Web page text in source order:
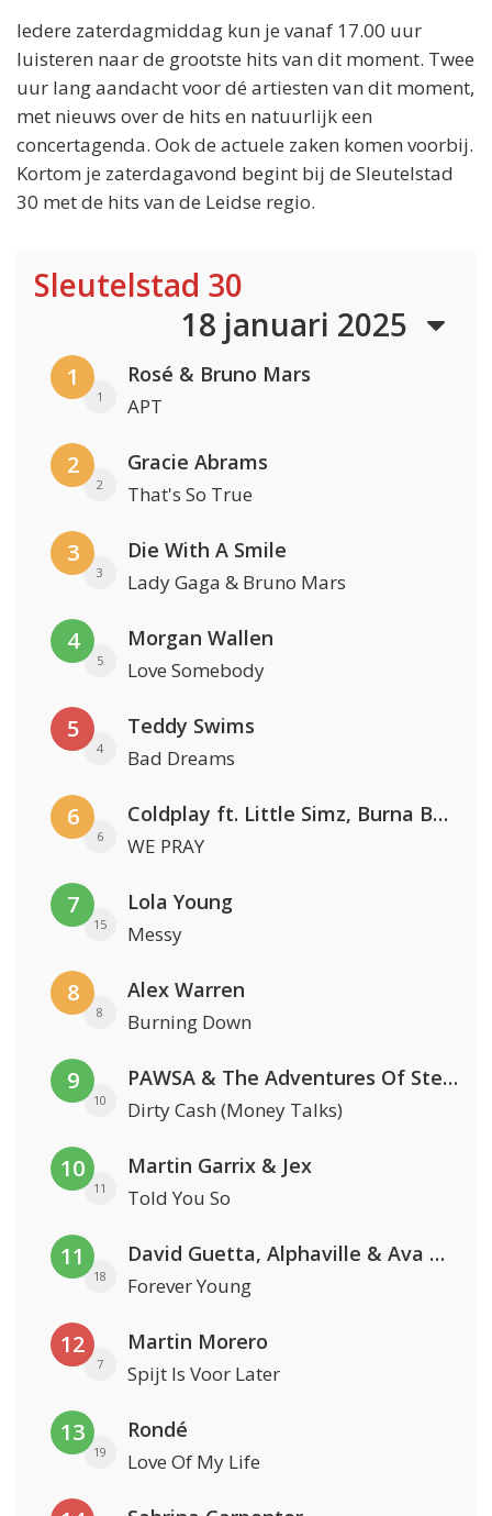
Iedere zaterdagmiddag kun je vanaf 17.00 uur
luisteren naar de grootste hits van dit moment. Twee
uur lang aandacht voor dé artiesten van dit moment,
met nieuws over de hits en natuurlijk een
concertagenda. Ook de actuele zaken komen voorbij.
Kortom je zaterdagavond begint bij de Sleutelstad
30 met de hits van de Leidse regio.
Sleutelstad 30
18 januari 2025
1
1
Rosé & Bruno Mars
APT
2
2
Gracie Abrams
That's So True
3
3
Die With A Smile
Lady Gaga & Bruno Mars
4
5
Morgan Wallen
Love Somebody
5
4
Teddy Swims
Bad Dreams
6
6
Coldplay ft. Little Simz, Burna Boy, Elyanna & Tini
WE PRAY
7
15
Lola Young
Messy
8
8
Alex Warren
Burning Down
9
10
PAWSA & The Adventures Of Stevie V
Dirty Cash (Money Talks)
10
11
Martin Garrix & Jex
Told You So
11
18
David Guetta, Alphaville & Ava Max
Forever Young
12
7
Martin Morero
Spijt Is Voor Later
13
19
Rondé
Love Of My Life